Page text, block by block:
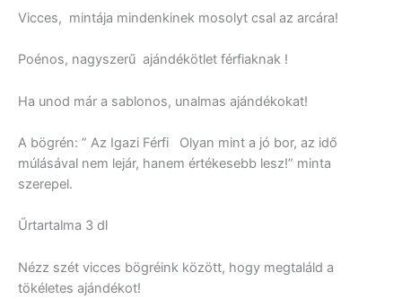
Vicces, mintája mindenkinek mosolyt csal az arcára!
Poénos, nagyszerű ajándékötlet férfiaknak !
Ha unod már a sablonos, unalmas ajándékokat!
A bögrén: ” Az Igazi Férfi Olyan mint a jó bor, az idő
múlásával nem lejár, hanem értékesebb lesz!” minta
szerepel.
Űrtartalma 3 dl
Nézz szét vicces bögréink között, hogy megtaláld a
tökéletes ajándékot!